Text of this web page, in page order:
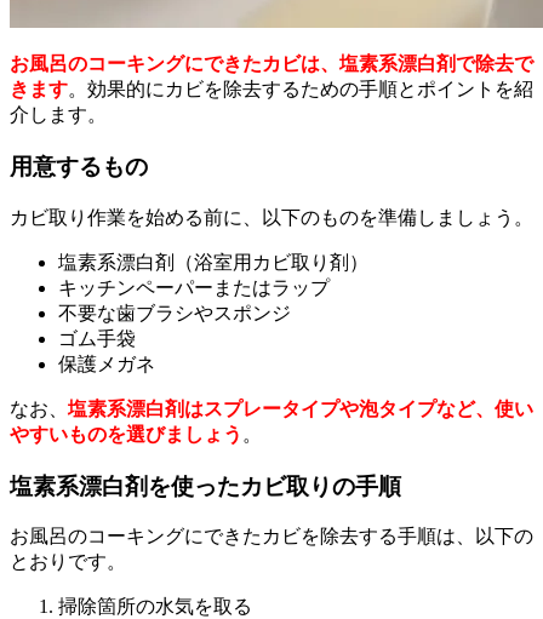
お風呂のコーキングにできたカビは、塩素系漂白剤で除去で
きます。効果的にカビを除去するための手順とポイントを紹
介します。
用意するもの
カビ取り作業を始める前に、以下のものを準備しましょう。
塩素系漂白剤（浴室用カビ取り剤）
キッチンペーパーまたはラップ
不要な歯ブラシやスポンジ
ゴム手袋
保護メガネ
なお、 塩素系漂白剤はスプレータイプや泡タイプなど、使い
やすいものを選びましょう 。
塩素系漂白剤を使ったカビ取りの手順
お風呂のコーキングにできたカビを除去する手順は、以下の
とおりです。
掃除箇所の水気を取る